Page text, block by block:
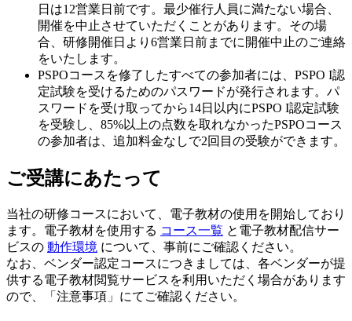
日は12営業日前です。最少催行人員に満たない場合、
開催を中止させていただくことがあります。その場
合、研修開催日より6営業日前までに開催中止のご連絡
をいたします。
PSPOコースを修了したすべての参加者には、PSPO I認
定試験を受けるためのパスワードが発行されます。パ
スワードを受け取ってから14日以内にPSPO I認定試験
を受験し、85%以上の点数を取れなかったPSPOコース
の参加者は、追加料金なしで2回目の受験ができます。
ご受講にあたって
当社の研修コースにおいて、電子教材の使用を開始しており
ます。電子教材を使用する コース一覧 と電子教材配信サー
ビスの 動作環境 について、事前にご確認ください。
なお、ベンダー認定コースにつきましては、各ベンダーが提
供する電子教材閲覧サービスを利用いただく場合があります
ので、「注意事項」にてご確認ください。